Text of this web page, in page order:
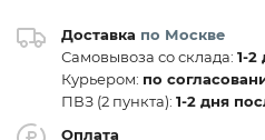
Доставка по Москве
Самовывоза со склада: 1-2
Курьером: по
ПВЗ (2 пункта): 1-2 дня
Оплата